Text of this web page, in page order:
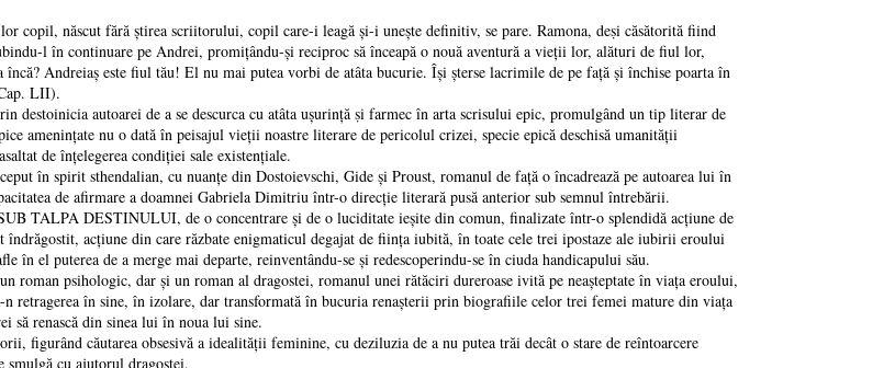
născut fără ştirea scriitorului, copil care-i leagă şi-i uneşte definitiv, se pare. Ramona, deṣi căsătorită fiind
l în continuare pe Andrei, promițându-şi reciproc să înceapă o nouă aventură a vieții lor, alături de fiul lor,
Andreiaş este fiul tău! El nu mai putea vorbi de atâta bucurie. Îşi şterse lacrimile de pe față şi închise poarta în
LII).
autoarei de a se descurca cu atâta uşurință ṣi farmec în arta scrisului epic, promulgând un tip literar de
amenințate nu o dată în peisajul vieții noastre literare de pericolul crizei, specie epică deschisă umanității
de înțelegerea condiției sale existențiale.
spirit sthendalian, cu nuanțe din Dostoievschi, Gide şi Proust, romanul de față o încadrează pe autoarea lui în
de afirmare a doamnei Gabriela Dimitriu într-o direcţie literară pusă anterior sub semnul întrebării.
DESTINULUI, de o concentrare şi de o luciditate ieşite din comun, finalizate într-o splendidă acțiune de
acțiune din care răzbate enigmaticul degajat de ființa iubită, în toate cele trei ipostaze ale iubirii eroului
în el puterea de a merge mai departe, reinventându-se şi redescoperindu-se în ciuda handicapului său.
psihologic, dar şi un roman al dragostei, romanul unei rătăciri dureroase ivită pe neaşteptate în viața eroului,
retragerea în sine, în izolare, dar transformată în bucuria renaşterii prin biografiile celor trei femei mature din viața
să renască din sinea lui în noua lui sine.
căutarea obsesivă a idealității feminine, cu deziluzia de a nu putea trăi decât o stare de reîntoarcere
smulgă cu ajutorul dragostei.